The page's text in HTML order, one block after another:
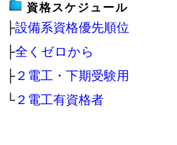
資格スケジュール
├設備系資格優先順位
├全くゼロから
├ ２電工・下期受験用
└ ２電工有資格者